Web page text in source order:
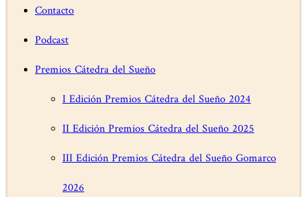
Contacto
Podcast
Premios Cátedra del Sueño
I Edición Premios Cátedra del Sueño 2024
II Edición Premios Cátedra del Sueño 2025
III Edición Premios Cátedra del Sueño Gomarco
2026